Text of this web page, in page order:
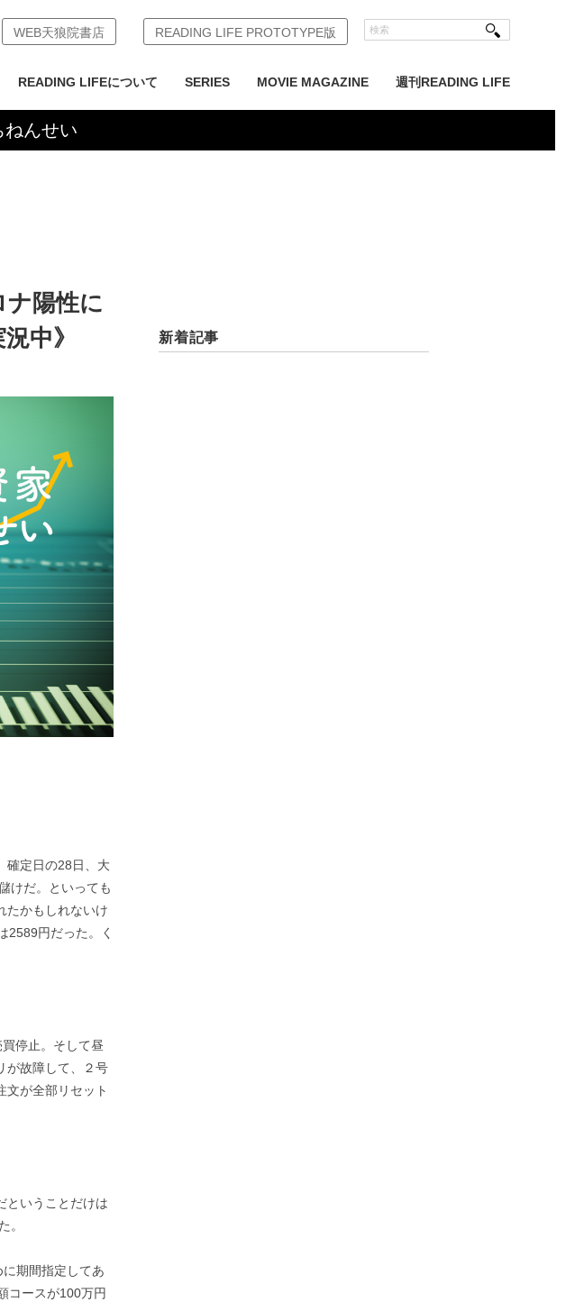
READING LIFEについて SERIES MOVIE MAGAZINE 週刊READING LIFE
WEB天狼院書店 READING LIFE PROTOTYPE版
んせい
陽性に
中》
確定日の28日、大
けだ。といっても
たかもしれないけ
円だった。く
停止。そして昼
が故障して、２号
文が全部リセット
ということだけは
。
期間指定してあ
コースが100万円
新着記事